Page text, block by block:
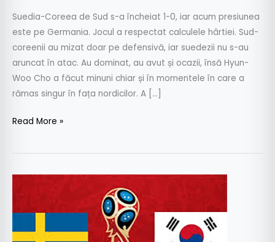
Suedia-Coreea de Sud s-a încheiat 1-0, iar acum presiunea
este pe Germania. Jocul a respectat calculele hârtiei. Sud-
coreenii au mizat doar pe defensivă, iar suedezii nu s-au
aruncat în atac. Au dominat, au avut și ocazii, însă Hyun-
Woo Cho a făcut minuni chiar și în momentele în care a
rămas singur în fața nordicilor. A […]
Read More »
Cup
2018-
Meciul